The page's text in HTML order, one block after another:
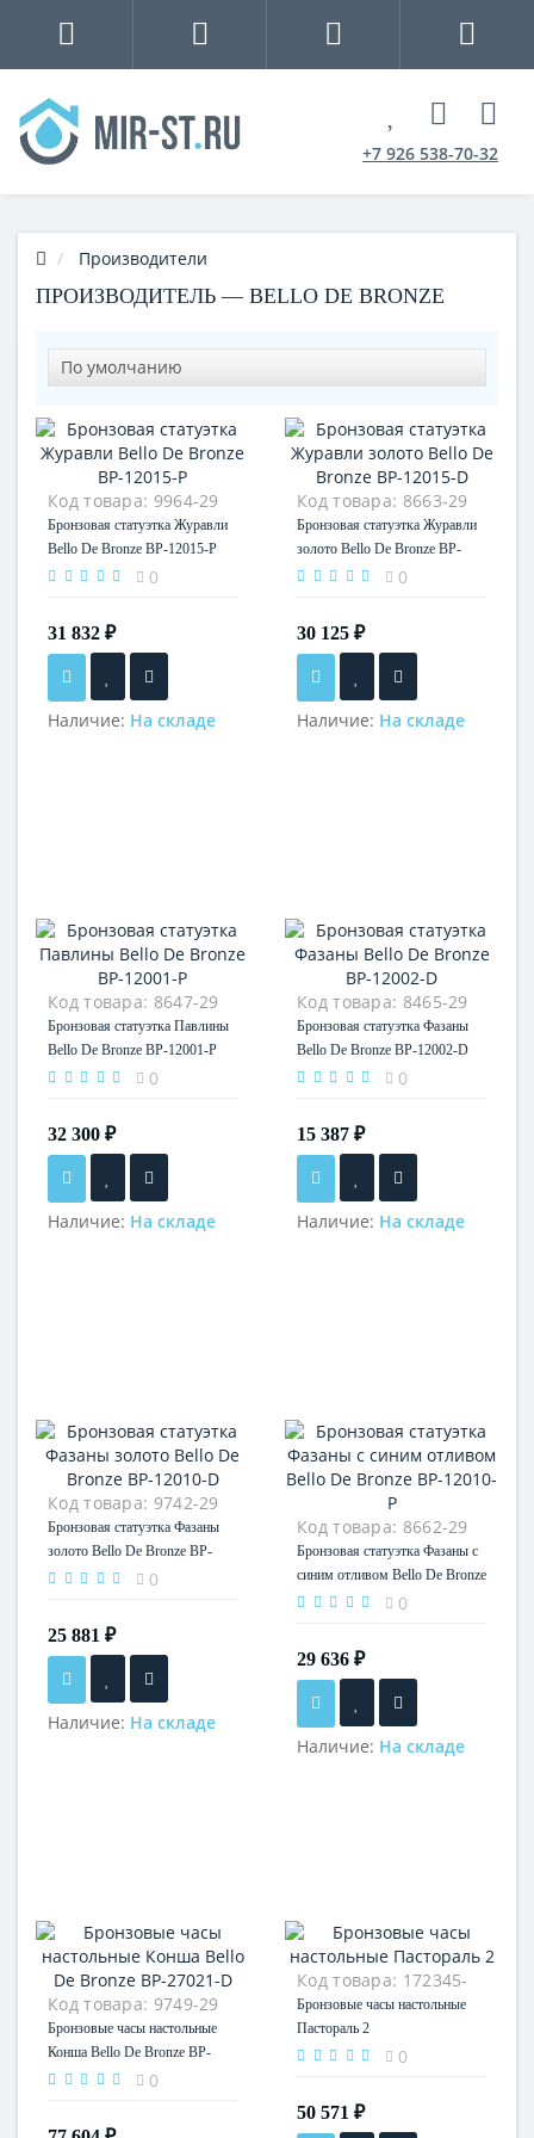
+7 926 538-70-32
Производители
ПРОИЗВОДИТЕЛЬ — BELLO DE BRONZE
Код товара: 9964-29
Бронзовая статуэтка Журавли
Bello De Bronze BP-12015-P
0
31 832 ₽
Наличие: На складе
Код товара: 8663-29
Бронзовая статуэтка Журавли
золото Bello De Bronze BP-
12015-D
0
30 125 ₽
Наличие: На складе
Код товара: 8647-29
Бронзовая статуэтка Павлины
Bello De Bronze BP-12001-P
0
32 300 ₽
Наличие: На складе
Код товара: 8465-29
Бронзовая статуэтка Фазаны
Bello De Bronze BP-12002-D
0
15 387 ₽
Наличие: На складе
Код товара: 9742-29
Бронзовая статуэтка Фазаны
золото Bello De Bronze BP-
12010-D
0
25 881 ₽
Наличие: На складе
Код товара: 8662-29
Бронзовая статуэтка Фазаны с
синим отливом Bello De Bronze
BP-12010-P
0
29 636 ₽
Наличие: На складе
Код товара: 9749-29
Бронзовые часы настольные
Конша Bello De Bronze BP-
27021-D
0
Код товара: 172345-
29
Бронзовые часы настольные
Пастораль 2
0
50 571 ₽